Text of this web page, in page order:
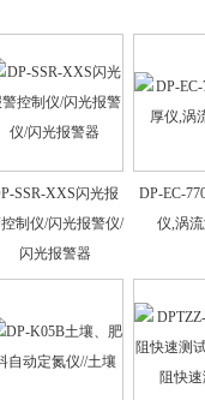
SSR-XXS闪光报
制仪/闪光报警仪/
闪光报警器
DP-EC-
仪,涡